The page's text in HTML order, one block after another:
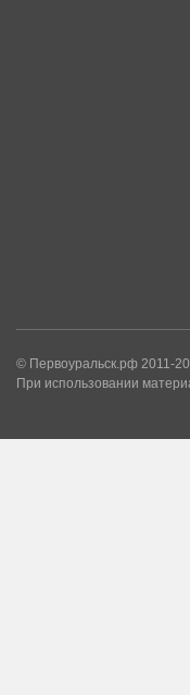
© Первоуральск.рф 2011-
При использовании